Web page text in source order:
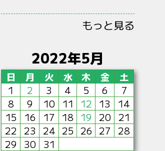
もっと見る
2022年5月
日 月 火 水 木 金
土
1
2 3 4 5 6
7
8
9 10 11 12 13
14
15
16 17 18 19 20
21
22
23 24 25 26 27
28
29
30 31